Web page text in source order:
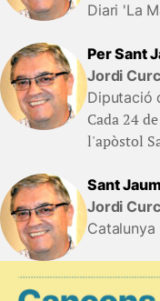
Diari 'La
Per Sant
Jordi
Diputació
Cada 24
l'apòstol
Sant
Jordi
Catalunya